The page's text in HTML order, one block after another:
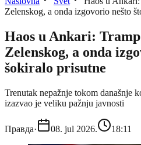
Zelenskog, a onda izgovorio nešto
Haos u Ankari:
Zelenskog, a onda
šokiralo prisutne
Trenutak nepažnje tokom današnje
izazvao je veliku pažnju javnosti
Правда· 08. jul 2026. 18:11